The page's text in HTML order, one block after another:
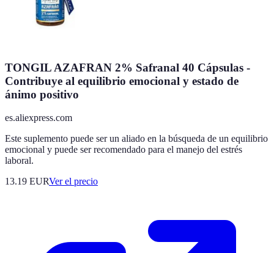
TONGIL AZAFRAN 2% Safranal 40 Cápsulas -
Contribuye al equilibrio emocional y estado de
ánimo positivo
es.aliexpress.com
Este suplemento puede ser un aliado en la búsqueda de un equilibrio
emocional y puede ser recomendado para el manejo del estrés
laboral.
13.19 EURVer el precio